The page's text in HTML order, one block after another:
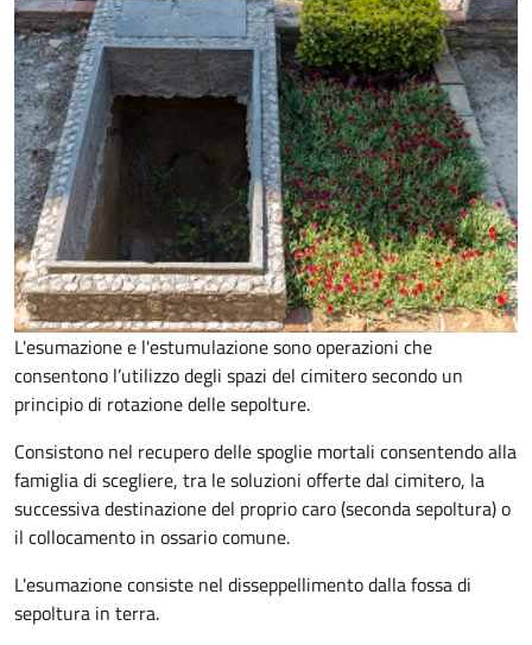
L'esumazione e l'estumulazione sono operazioni che
consentono l’utilizzo degli spazi del cimitero secondo un
principio di rotazione delle sepolture.
Consistono nel recupero delle spoglie mortali consentendo alla
famiglia di scegliere, tra le soluzioni offerte dal cimitero, la
successiva destinazione del proprio caro (seconda sepoltura)o
il collocamento in ossario comune.
L'esumazione consiste nel disseppellimento dalla fossa di
sepoltura in terra.